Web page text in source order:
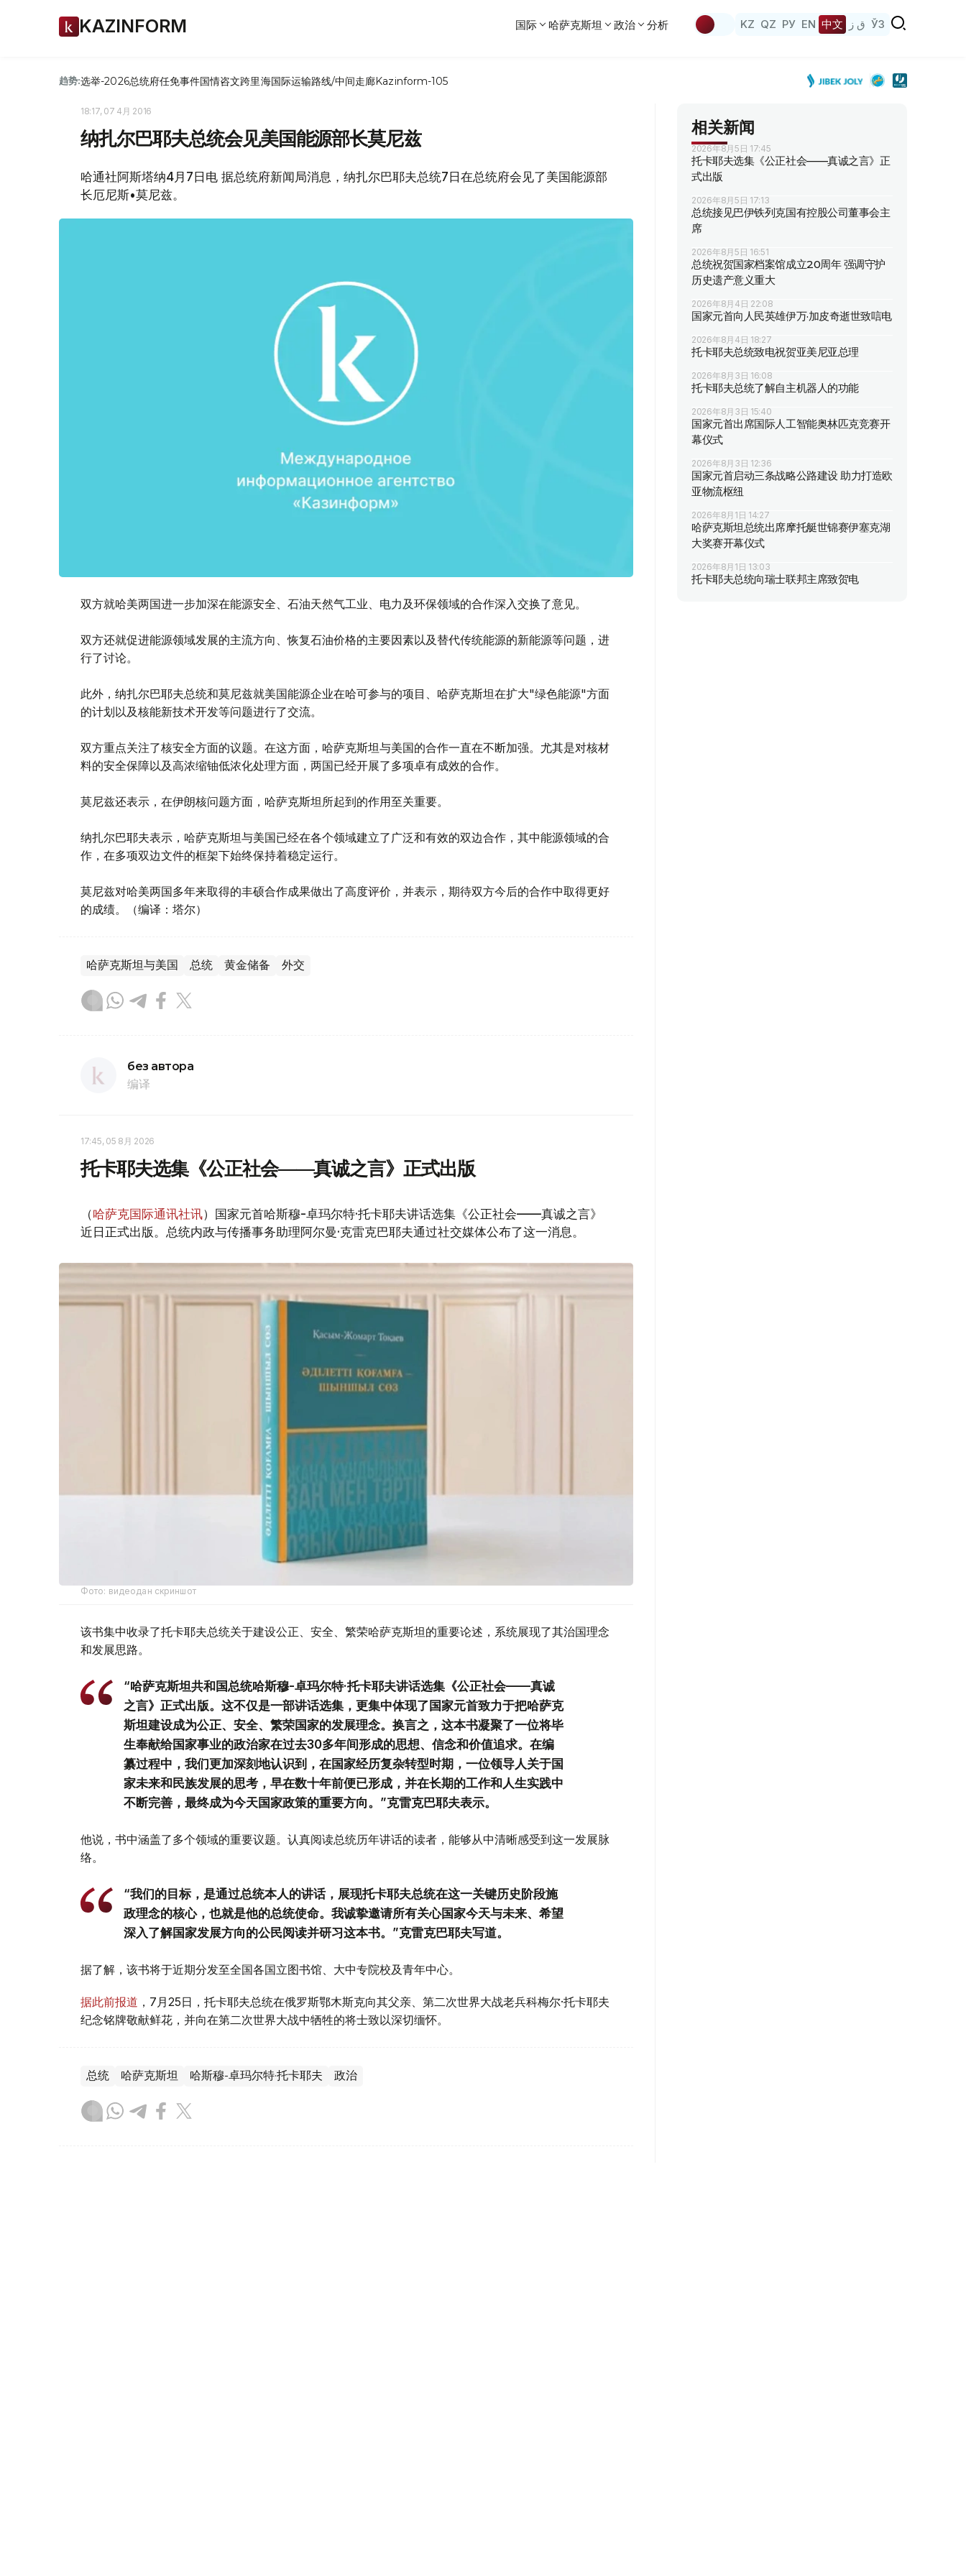
KAZINFORM 国际 哈萨克斯坦 政治 分析 KZ QZ РУ EN 中文 ق ز ЎЗ
趋势:选举-2026总统府任免事件国情咨文跨里海国际运输路线/中间走廊Kazinform-105
18:17, 07 4月 2016
纳扎尔巴耶夫总统会见美国能源部长莫尼兹
哈通社阿斯塔纳4月7日电 据总统府新闻局消息，纳扎尔巴耶夫总统7日在总统府会见了美国能源部
长厄尼斯•莫尼兹。
双方就哈美两国进一步加深在能源安全、石油天然气工业、电力及环保领域的合作深入交换了意见。
双方还就促进能源领域发展的主流方向、恢复石油价格的主要因素以及替代传统能源的新能源等问题，进
行了讨论。
此外，纳扎尔巴耶夫总统和莫尼兹就美国能源企业在哈可参与的项目、哈萨克斯坦在扩大"绿色能源"方面
的计划以及核能新技术开发等问题进行了交流。
双方重点关注了核安全方面的议题。在这方面，哈萨克斯坦与美国的合作一直在不断加强。尤其是对核材
料的安全保障以及高浓缩铀低浓化处理方面，两国已经开展了多项卓有成效的合作。
莫尼兹还表示，在伊朗核问题方面，哈萨克斯坦所起到的作用至关重要。
纳扎尔巴耶夫表示，哈萨克斯坦与美国已经在各个领域建立了广泛和有效的双边合作，其中能源领域的合
作，在多项双边文件的框架下始终保持着稳定运行。
莫尼兹对哈美两国多年来取得的丰硕合作成果做出了高度评价，并表示，期待双方今后的合作中取得更好
的成绩。（编译：塔尔）
哈萨克斯坦与美国 总统 黄金储备 外交
без автора
编译
17:45, 05 8月 2026
托卡耶夫选集《公正社会——真诚之言》正式出版
（哈萨克国际通讯社讯）国家元首哈斯穆-卓玛尔特·托卡耶夫讲话选集《公正社会——真诚之言》
近日正式出版。总统内政与传播事务助理阿尔曼·克雷克巴耶夫通过社交媒体公布了这一消息。
Фото: видеодан скриншот
该书集中收录了托卡耶夫总统关于建设公正、安全、繁荣哈萨克斯坦的重要论述，系统展现了其治国理念
和发展思路。
“哈萨克斯坦共和国总统哈斯穆-卓玛尔特·托卡耶夫讲话选集《公正社会——真诚
之言》正式出版。这不仅是一部讲话选集，更集中体现了国家元首致力于把哈萨克
斯坦建设成为公正、安全、繁荣国家的发展理念。换言之，这本书凝聚了一位将毕
生奉献给国家事业的政治家在过去30多年间形成的思想、信念和价值追求。在编
纂过程中，我们更加深刻地认识到，在国家经历复杂转型时期，一位领导人关于国
家未来和民族发展的思考，早在数十年前便已形成，并在长期的工作和人生实践中
不断完善，最终成为今天国家政策的重要方向。”克雷克巴耶夫表示。
他说，书中涵盖了多个领域的重要议题。认真阅读总统历年讲话的读者，能够从中清晰感受到这一发展脉
络。
“我们的目标，是通过总统本人的讲话，展现托卡耶夫总统在这一关键历史阶段施
政理念的核心，也就是他的总统使命。我诚挚邀请所有关心国家今天与未来、希望
深入了解国家发展方向的公民阅读并研习这本书。”克雷克巴耶夫写道。
据了解，该书将于近期分发至全国各国立图书馆、大中专院校及青年中心。
据此前报道 ，7月25日，托卡耶夫总统在俄罗斯鄂木斯克向其父亲、第二次世界大战老兵科梅尔·托卡耶夫
纪念铭牌敬献鲜花，并向在第二次世界大战中牺牲的将士致以深切缅怀。
总统 哈萨克斯坦 哈斯穆-卓玛尔特·托卡耶夫 政治
相关新闻
2026年8月5日 17:45
托卡耶夫选集《公正社会——真诚之言》正
式出版
2026年8月5日 17:13
总统接见巴伊铁列克国有控股公司董事会主
席
2026年8月5日 16:51
总统祝贺国家档案馆成立20周年 强调守护
历史遗产意义重大
2026年8月4日 22:08
国家元首向人民英雄伊万·加皮奇逝世致唁电
2026年8月4日 18:27
托卡耶夫总统致电祝贺亚美尼亚总理
2026年8月3日 16:08
托卡耶夫总统了解自主机器人的功能
2026年8月3日 15:40
国家元首出席国际人工智能奥林匹克竞赛开
幕仪式
2026年8月3日 12:36
国家元首启动三条战略公路建设 助力打造欧
亚物流枢纽
2026年8月1日 14:27
哈萨克斯坦总统出席摩托艇世锦赛伊塞克湖
大奖赛开幕仪式
2026年8月1日 13:03
托卡耶夫总统向瑞士联邦主席致贺电